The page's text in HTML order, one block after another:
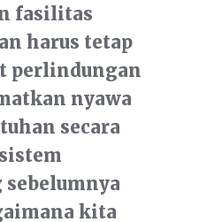
fasilitas
harus tetap
perlindungan
nyawa
secara
kita